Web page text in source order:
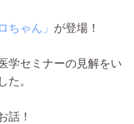
ちゃん」 が登場！
学セミナーの見解をい
た。
話！